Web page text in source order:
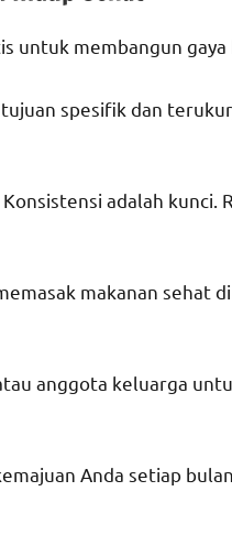
untuk membangun gaya
spesifik dan
Konsistensi adalah kunci.
makanan sehat
anggota keluarga
Anda setiap